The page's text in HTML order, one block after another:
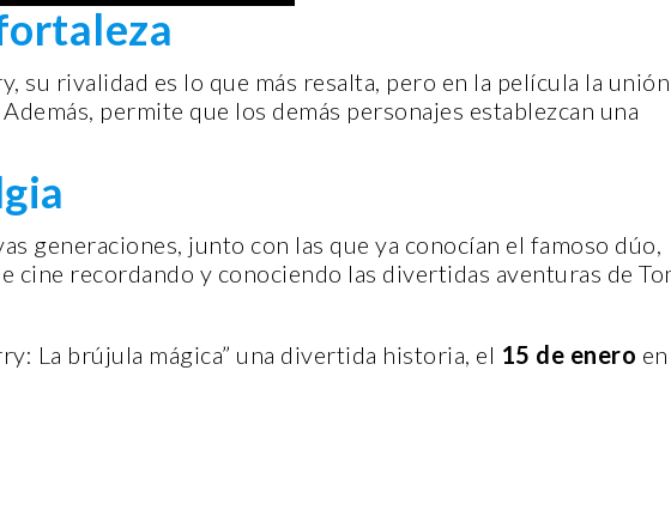
su rivalidad es lo que más resalta, pero en la película la unión
permite que los demás personajes establezcan una
generaciones, junto con las que ya conocían el famoso dúo,
cine recordando y conociendo las divertidas aventuras de
La brújula mágica” una divertida historia, el 15 de enero
A GANADORES
CONCURSO DE
“EN LA MIRA DE
ENTORNO VERDE Y ANIMALIA
PRESENTES EN EL DÍA DE LOS
MUERTOS FCC, UANL.